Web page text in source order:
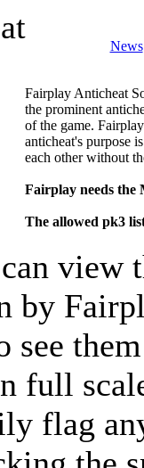
News
Fairplay Anticheat
the prominent
of the game.
anticheat's purpose
each other without
Fairplay needs
The allowed pk3
view
by
see
full
flag